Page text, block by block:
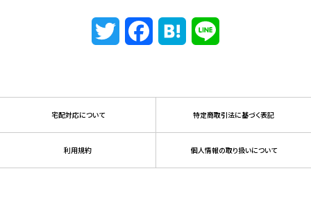
Twitter FacebookHatena
宅配対応について 特定商取引法に基づく表記
利用規約 個人情報の取り扱いについて